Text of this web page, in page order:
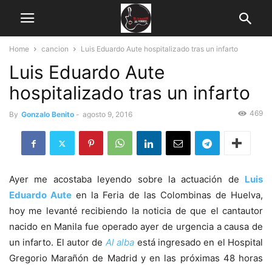
Home cancion Luis Eduardo Aute hospitalizado tras un infarto
Luis Eduardo Aute
hospitalizado tras un infarto
By Gonzalo Benito - agosto 9, 2016 469
Ayer me acostaba leyendo sobre la actuación de Luis
Eduardo Aute en la Feria de las Colombinas de Huelva,
hoy me levanté recibiendo la noticia de que el cantautor
nacido en Manila fue operado ayer de urgencia a causa de
un infarto. El autor de Al alba está ingresado en el Hospital
Gregorio Marañón de Madrid y en las próximas 48 horas